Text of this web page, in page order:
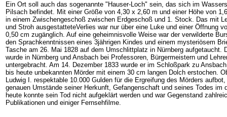
Ein Ort soll auch das sogenannte "Hauser-Loch" sein, das sich im
Pilsach befindet. Mit einer Größe von 4,30 x 2,60 m und einer Höhe von
in einem Zwischengeschoß zwischen Erdgeschoß und 1. Stock. Das mit
und Stroh ausgestatteteVerlies war nur über eine Luke und einer Öffnung
0,50 cm zugänglich. Auf eine geheimnisvolle Weise war der verwilderte
den Sprachkenntnissen eines 3jährigen Kindes und einem mysteriösem
Tasche am 26. Mai 1828 auf dem Umschlittplatz in Nürnberg aufgetaucht.
wurde in Nürnberg und Ansbach bei Professoren, Bürgermeistern und
untergebracht. Am 14. Dezember 1833 wurde er im Schloßpark zu
bis heute unbekannten Mörder mit einem 30 cm langen Dolch erstochen.
Ludwig I. respektable 10.000 Gulden für die Ergreifung des Mörders
genauen Umstände seiner Herkunft, Gefangenschaft und seines Todes im
heute konnte sein Tod nicht aufgeklärt werden und war Gegenstand
Publikationen und einiger Fernsehfilme.